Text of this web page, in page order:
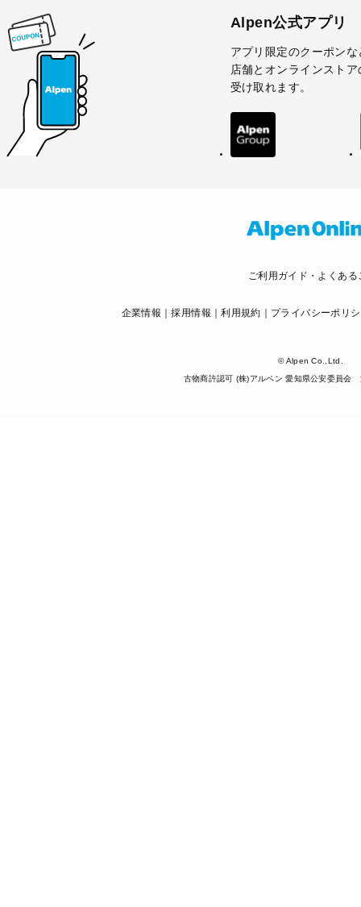
Alpen公式アプリ
アプリ限定のクーポンな
店舗とオンラインスト
受け取れます。
ご利用ガイド・よくある
企業情報 採用情報 利用規約 プライバシーポリ
© Alpen Co.,Ltd.
古物商許認可 (株)アルペン 愛知県公安委員